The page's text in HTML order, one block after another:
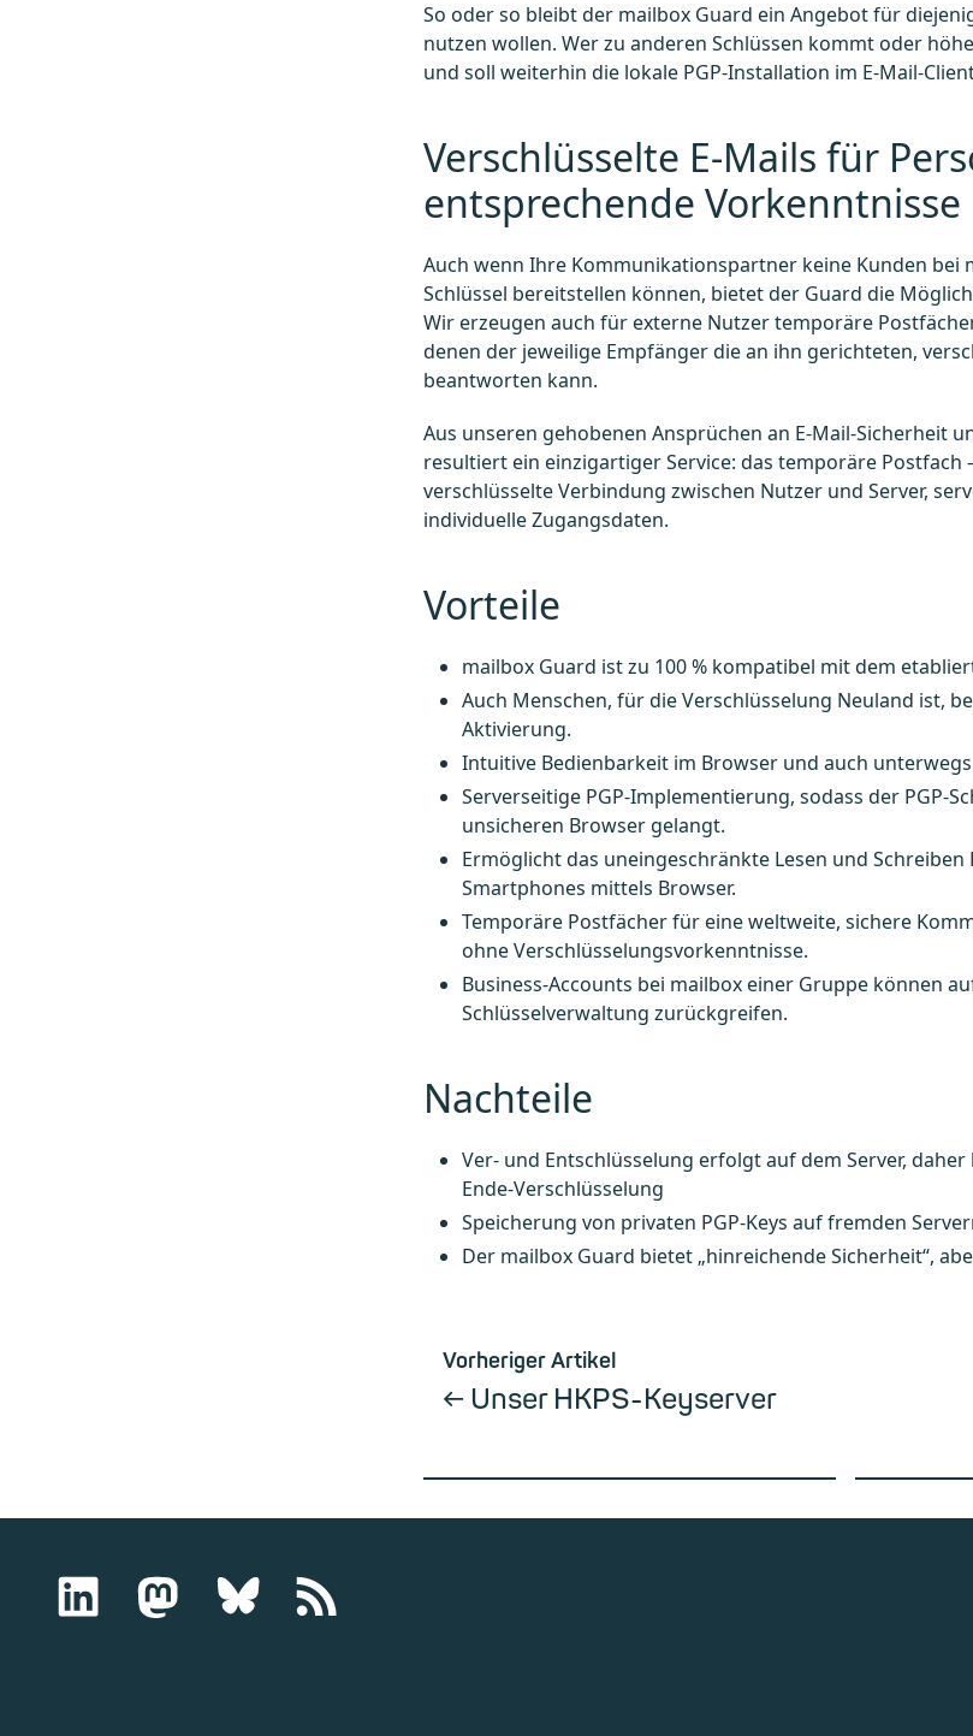
So oder so bleibt der mailbox Guard ein Angebot für
nutzen wollen. Wer zu anderen Schlüssen kommt oder
und soll weiterhin die lokale PGP-Installation im E-Mail-
Verschlüsselte E-Mails für
entsprechende Vorkenntnisse
Auch wenn Ihre Kommunikationspartner keine Kunden bei
Schlüssel bereitstellen können, bietet der Guard die
Wir erzeugen auch für externe Nutzer temporäre
denen der jeweilige Empfänger die an ihn gerichteten,
beantworten kann.
Aus unseren gehobenen Ansprüchen an E-Mail-Sicherheit
resultiert ein einzigartiger Service: das temporäre Postfach
verschlüsselte Verbindung zwischen Nutzer und Server,
individuelle Zugangsdaten.
Vorteile
mailbox Guard ist zu 100 % kompatibel mit dem
Auch Menschen, für die Verschlüsselung Neuland ist,
Aktivierung.
Intuitive Bedienbarkeit im Browser und auch
Serverseitige PGP-Implementierung, sodass der PGP-
unsicheren Browser gelangt.
Ermöglicht das uneingeschränkte Lesen und Schreiben
Smartphones mittels Browser.
Temporäre Postfächer für eine weltweite, sichere
ohne Verschlüsselungsvorkenntnisse.
Business-Accounts bei mailbox einer Gruppe können
Schlüsselverwaltung zurückgreifen.
Nachteile
Ver- und Entschlüsselung erfolgt auf dem Server,
Ende-Verschlüsselung
Speicherung von privaten PGP-Keys auf fremden
Der mailbox Guard bietet „hinreichende Sicherheit“,
Vorheriger Artikel
Unser HKPS-Keyserver